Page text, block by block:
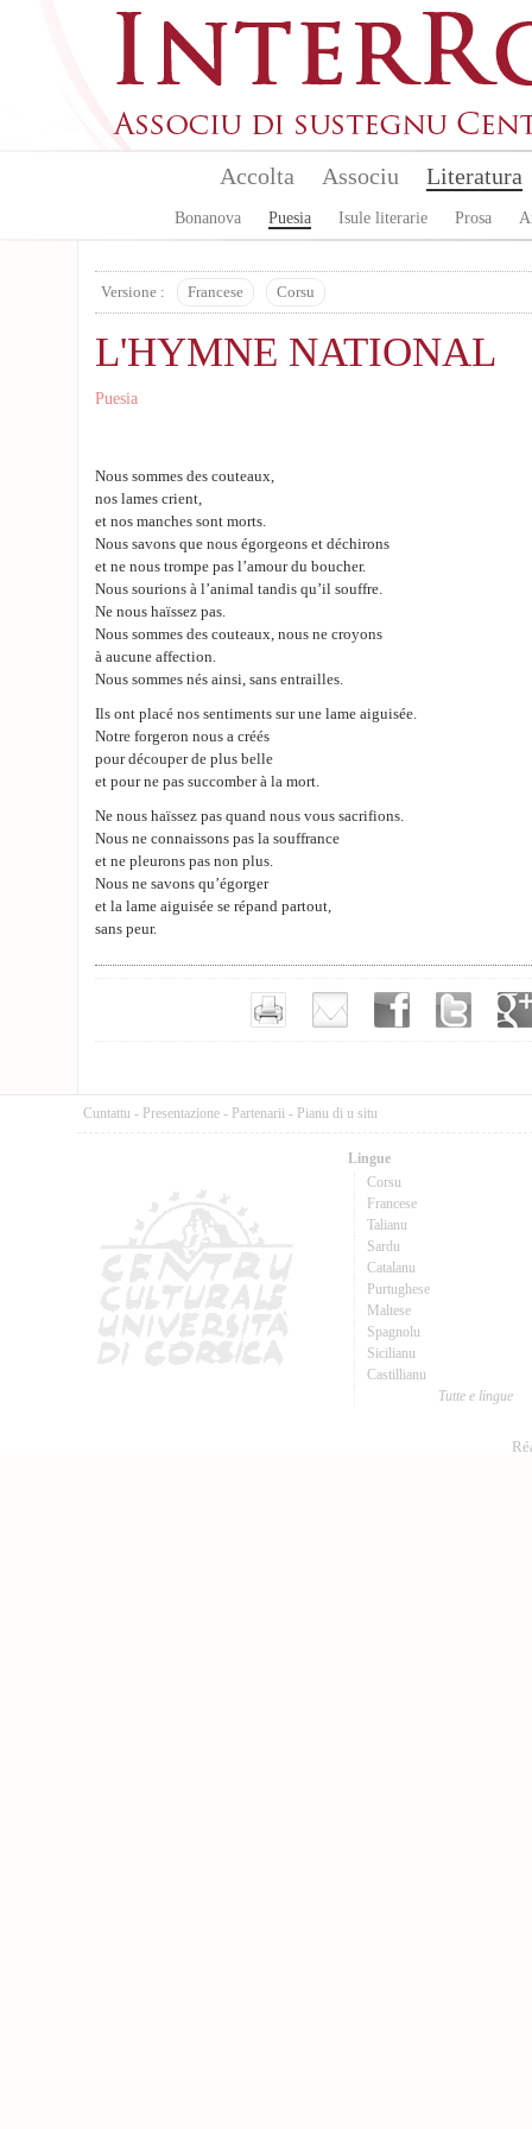
Accolta Associu Literatura
Bonanova Puesia Isule literarie Prosa
Versione : Francese Corsu
L'HYMNE NATIONAL
Puesia
Nous sommes des couteaux,
nos lames crient,
et nos manches sont morts.
Nous savons que nous égorgeons et déchirons
et ne nous trompe pas l’amour du boucher.
Nous sourions à l’animal tandis qu’il souffre.
Ne nous haïssez pas.
Nous sommes des couteaux, nous ne croyons
à aucune affection.
Nous sommes nés ainsi, sans entrailles.
Ils ont placé nos sentiments sur une lame aiguisée.
Notre forgeron nous a créés
pour découper de plus belle
et pour ne pas succomber à la mort.
Ne nous haïssez pas quand nous vous sacrifions.
Nous ne connaissons pas la souffrance
et ne pleurons pas non plus.
Nous ne savons qu’égorger
et la lame aiguisée se répand partout,
sans peur.
Cuntattu - Presentazione - Partenarii - Pianu di u situ
Lingue
Corsu
Francese
Talianu
Sardu
Catalanu
Purtughese
Maltese
Spagnolu
Sicilianu
Castillianu
Tutte e lingue